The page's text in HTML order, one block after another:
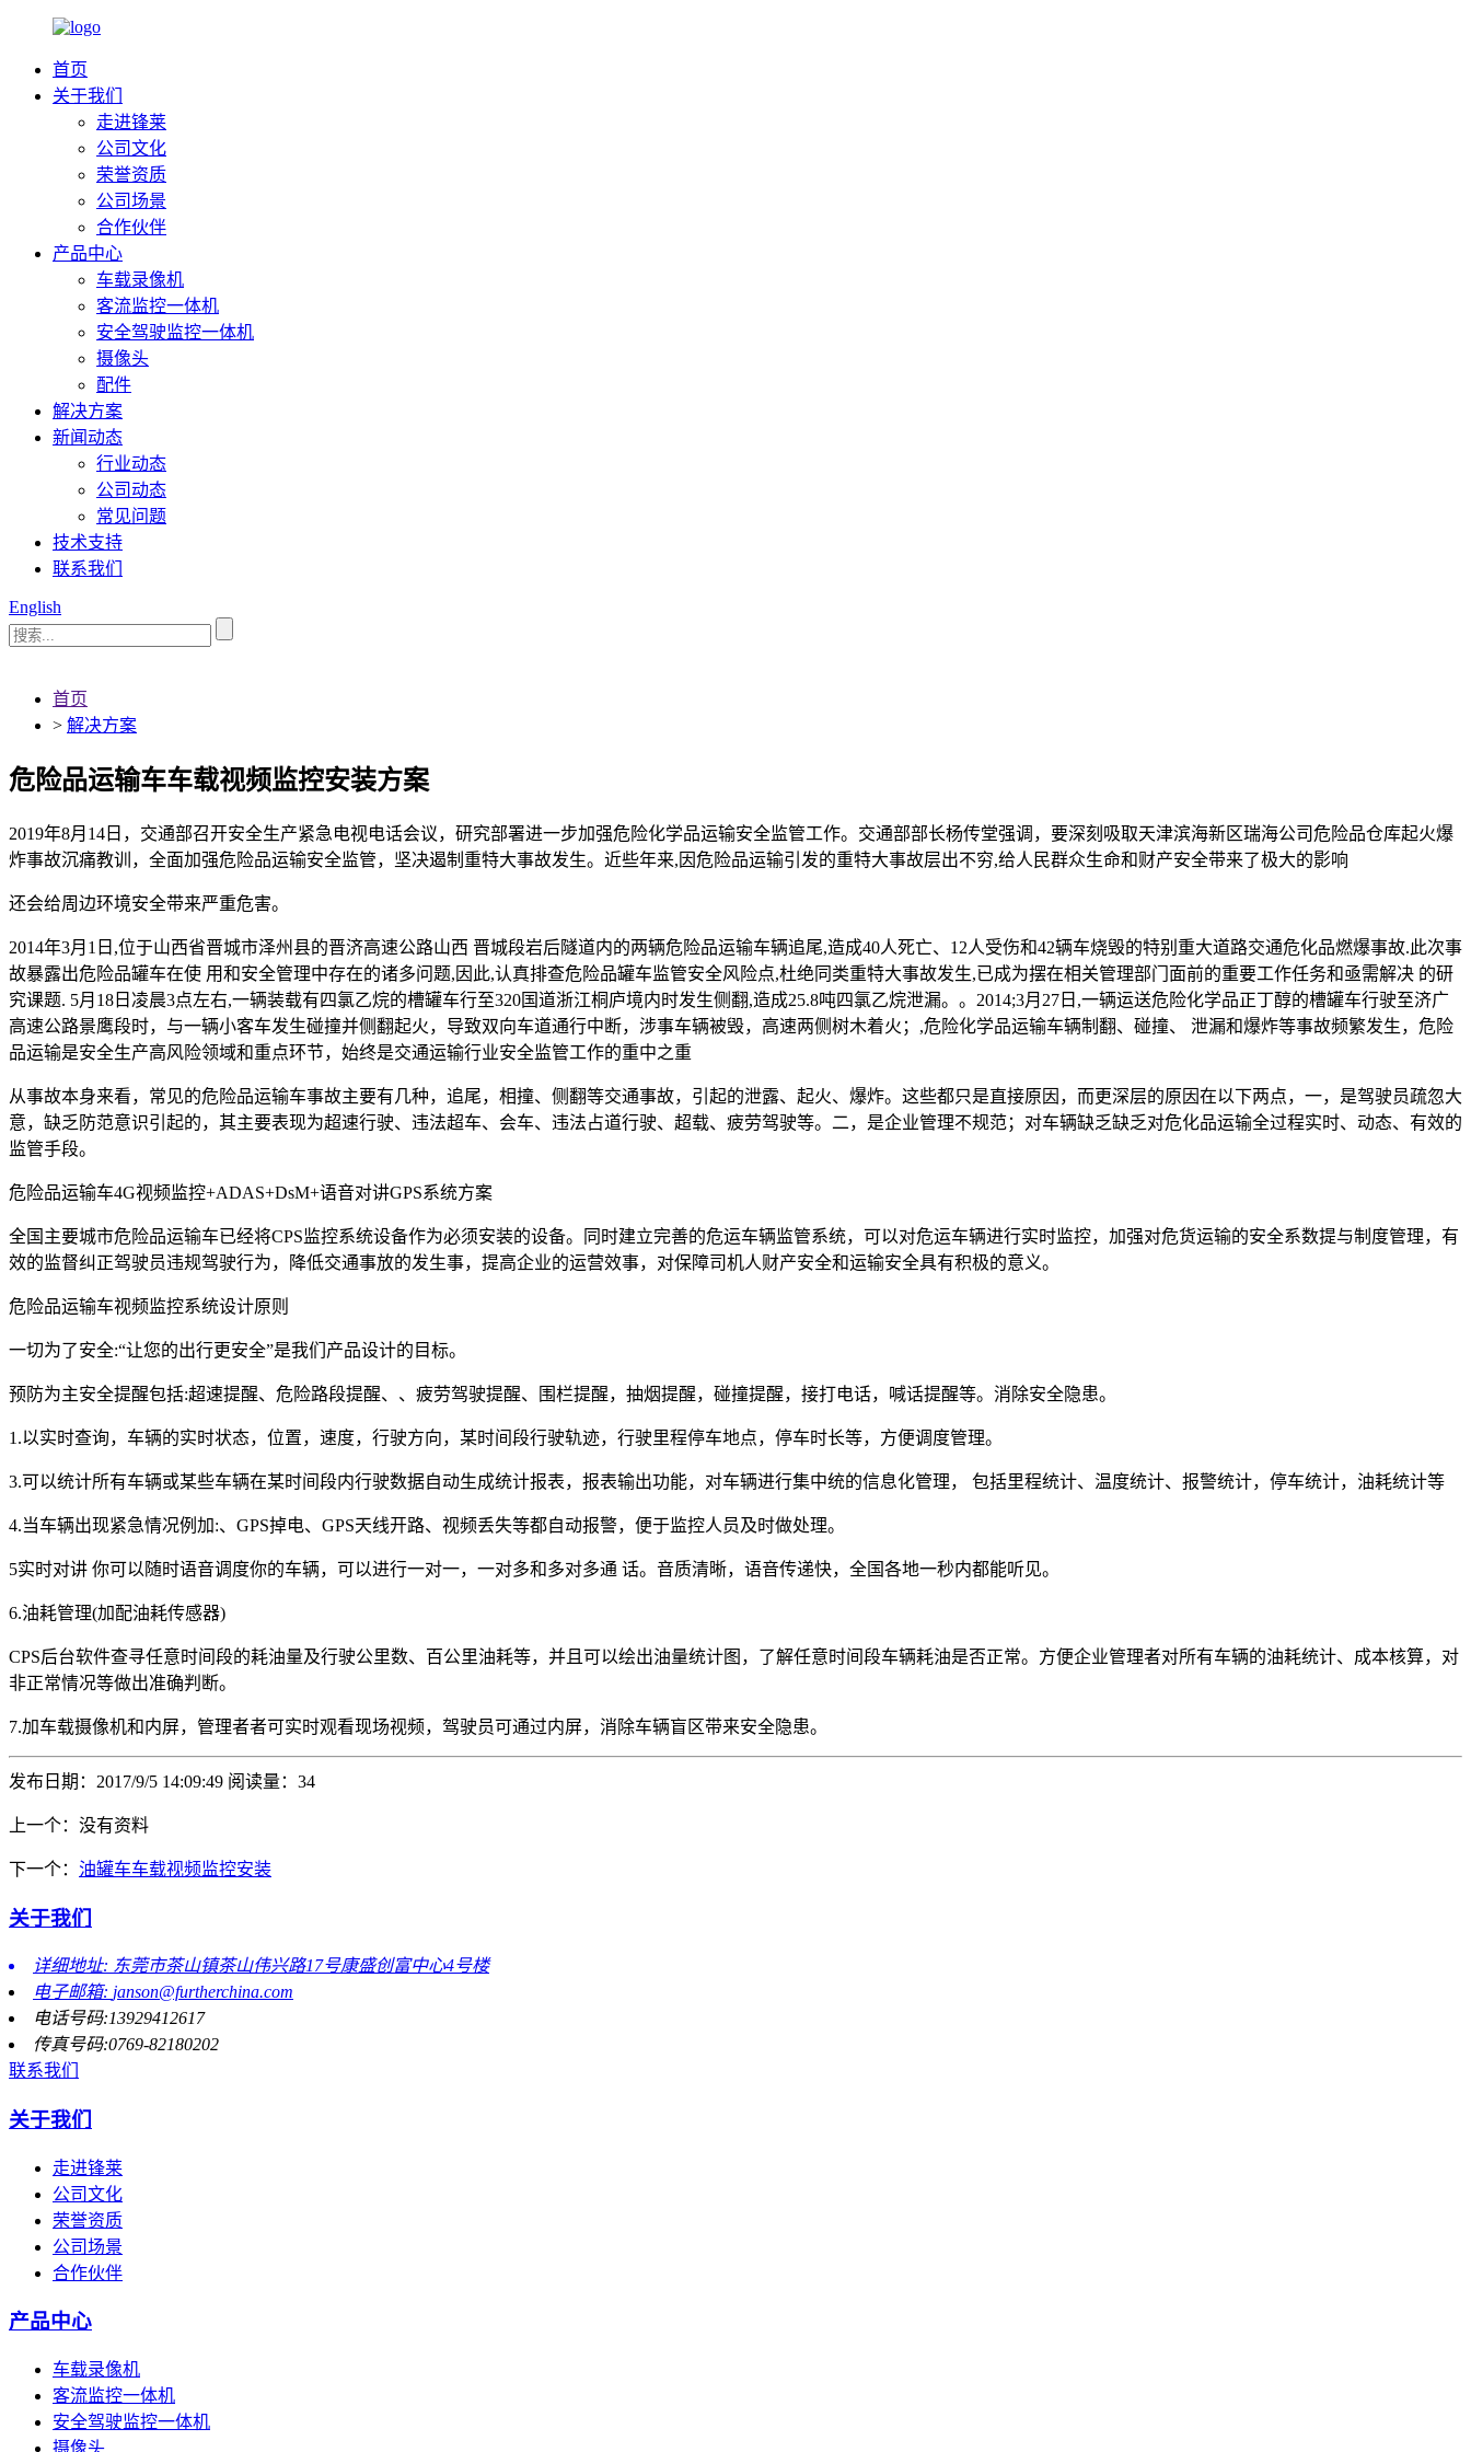
首页
关于我们
走进锋莱
公司文化
荣誉资质
公司场景
合作伙伴
产品中心
车载录像机
客流监控一体机
安全驾驶监控一体机
摄像头
配件
解决方案
新闻动态
行业动态
公司动态
常见问题
技术支持
联系我们
English
首页
> 解决方案
危险品运输车车载视频监控安装方案
2019年8月14日，交通部召开安全生产紧急电视电话会议，研究部署进一步加强危险化学品运输安全监管工作。交通部部长杨传堂强调，要深刻吸取天津滨海新区瑞海公司危险品仓库起火爆
炸事故沉痛教训，全面加强危险品运输安全监管，坚决遏制重特大事故发生。近些年来,因危险品运输引发的重特大事故层出不穷,给人民群众生命和财产安全带来了极大的影响
还会给周边环境安全带来严重危害。
2014年3月1日,位于山西省晋城市泽州县的晋济高速公路山西 晋城段岩后隧道内的两辆危险品运输车辆追尾,造成40人死亡、12人受伤和42辆车烧毁的特别重大道路交通危化品燃爆事故.此次事
故暴露出危险品罐车在使 用和安全管理中存在的诸多问题,因此,认真排查危险品罐车监管安全风险点,杜绝同类重特大事故发生,已成为摆在相关管理部门面前的重要工作任务和亟需解决 的研
究课题. 5月18日凌晨3点左右,一辆装载有四氯乙烷的槽罐车行至320国道浙江桐庐境内时发生侧翻,造成25.8吨四氯乙烷泄漏。。2014;3月27日,一辆运送危险化学品正丁醇的槽罐车行驶至济广
高速公路景鹰段时，与一辆小客车发生碰撞并侧翻起火，导致双向车道通行中断，涉事车辆被毁，高速两侧树木着火；,危险化学品运输车辆制翻、碰撞、 泄漏和爆炸等事故频繁发生，危险
品运输是安全生产高风险领域和重点环节，始终是交通运输行业安全监管工作的重中之重
从事故本身来看，常见的危险品运输车事故主要有几种，追尾，相撞、侧翻等交通事故，引起的泄露、起火、爆炸。这些都只是直接原因，而更深层的原因在以下两点，一，是驾驶员疏忽大
意，缺乏防范意识引起的，其主要表现为超速行驶、违法超车、会车、违法占道行驶、超载、疲劳驾驶等。二，是企业管理不规范；对车辆缺乏缺乏对危化品运输全过程实时、动态、有效的
监管手段。
危险品运输车4G视频监控+ADAS+DsM+语音对讲GPS系统方案
全国主要城市危险品运输车已经将CPS监控系统设备作为必须安装的设备。同时建立完善的危运车辆监管系统，可以对危运车辆进行实时监控，加强对危货运输的安全系数提与制度管理，有
效的监督纠正驾驶员违规驾驶行为，降低交通事放的发生事，提高企业的运营效事，对保障司机人财产安全和运输安全具有积极的意义。
危险品运输车视频监控系统设计原则
一切为了安全:“让您的出行更安全”是我们产品设计的目标。
预防为主安全提醒包括:超速提醒、危险路段提醒、、疲劳驾驶提醒、围栏提醒，抽烟提醒，碰撞提醒，接打电话，喊话提醒等。消除安全隐患。
1.以实时查询，车辆的实时状态，位置，速度，行驶方向，某时间段行驶轨迹，行驶里程停车地点，停车时长等，方便调度管理。
3.可以统计所有车辆或某些车辆在某时间段内行驶数据自动生成统计报表，报表输出功能，对车辆进行集中统的信息化管理， 包括里程统计、温度统计、报警统计，停车统计，油耗统计等
4.当车辆出现紧急情况例加:、GPS掉电、GPS天线开路、视频丢失等都自动报警，便于监控人员及时做处理。
5实时对讲 你可以随时语音调度你的车辆，可以进行一对一，一对多和多对多通 话。音质清晰，语音传递快，全国各地一秒内都能听见。
6.油耗管理(加配油耗传感器)
CPS后台软件查寻任意时间段的耗油量及行驶公里数、百公里油耗等，并且可以绘出油量统计图，了解任意时间段车辆耗油是否正常。方便企业管理者对所有车辆的油耗统计、成本核算，对
非正常情况等做出准确判断。
7.加车载摄像机和内屏，管理者者可实时观看现场视频，驾驶员可通过内屏，消除车辆盲区带来安全隐患。
发布日期：2017/9/5 14:09:49 阅读量： 34
上一个：没有资料
下一个： 油罐车车载视频监控安装
关于我们
详细地址: 东莞市茶山镇茶山伟兴路17号康盛创富中心4号楼
电子邮箱: janson@furtherchina.com
电话号码:13929412617
传真号码:0769-82180202
联系我们
关于我们
走进锋莱
公司文化
荣誉资质
公司场景
合作伙伴
产品中心
车载录像机
客流监控一体机
安全驾驶监控一体机